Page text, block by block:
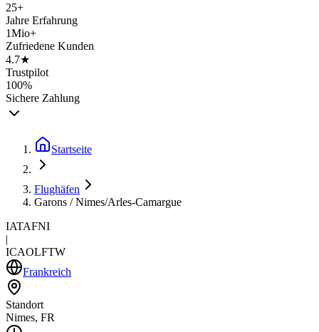
25+
Jahre Erfahrung
1Mio+
Zufriedene Kunden
4.7★
Trustpilot
100%
Sichere Zahlung
Startseite
Flughäfen
Garons / Nimes/Arles-Camargue
IATAFNI
|
ICAOLFTW
Frankreich
Standort
Nimes, FR